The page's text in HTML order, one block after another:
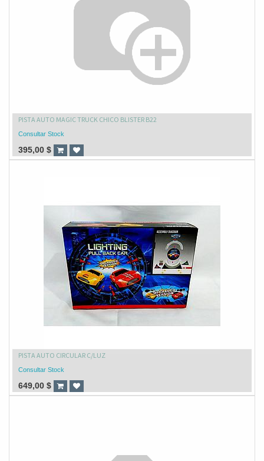
PISTA AUTO MAGIC TRUCK CHICO BLISTER B22
Consultar Stock
395,00 $
PISTA AUTO CIRCULAR C/LUZ
Consultar Stock
649,00 $